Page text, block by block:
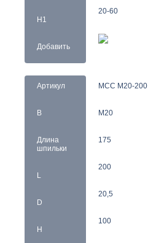
H1
Добавить
20-60
Артикул
B
Длина
шпильки
L
D
H
MCC M20-200
M20
175
200
20,5
100